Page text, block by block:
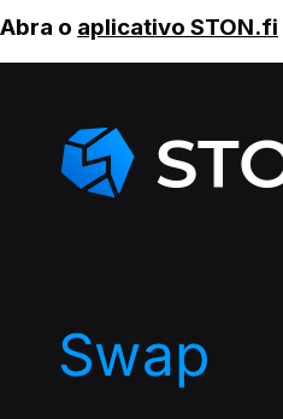
Abra o aplicativo STON.fi